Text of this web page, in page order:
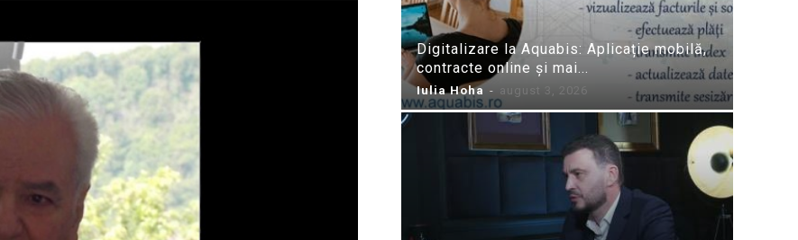
Digitalizare la Aquabis: Aplicație mobilă,
contracte online și mai...
Iulia Hoha - august 3, 2026